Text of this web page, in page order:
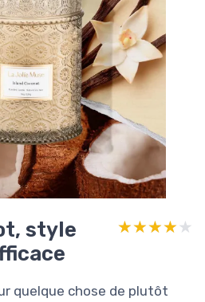
style
★★★★★
★★★★★
quelque chose de plutôt